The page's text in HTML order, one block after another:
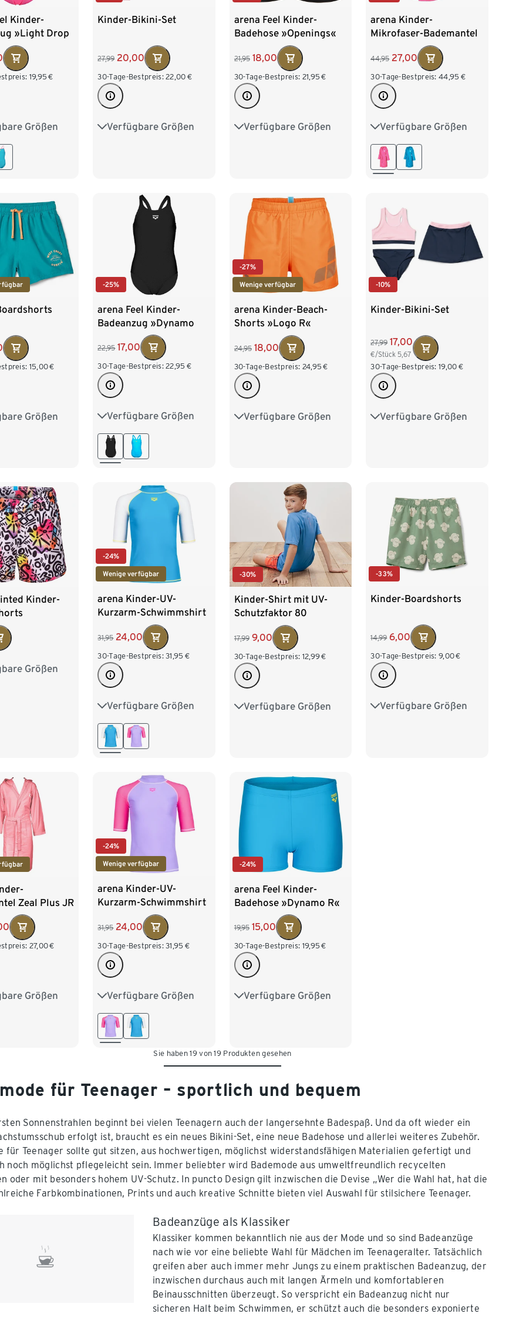
Kinder-
»Light Drop
rosa
19,95 €
Größen
140 152
Kinder-Bikini-Set
27,99 20,00
30-Tage-Bestpreis: 22,00 €
Verfügbare Größen
122/128 134/140
arena Feel Kinder-
Badehose »Openings«
21,95 18,00
30-Tage-Bestpreis: 21,95 €
Verfügbare Größen
116 128 140 152
arena Kinder-
Mikrofaser-Bademantel
44,95 27,00
30-Tage-Bestpreis: 44,95 €
Verfügbare Größen
116 128 140 152
164
15,00€
Größen
134/140
-25%
arena Feel Kinder-
Badeanzug »Dynamo
R«, schwarz
22,95 17,00
30-Tage-Bestpreis: 22,95 €
Verfügbare Größen
116 128 140 152
164
-27%
Wenige verfügbar
arena Kinder-Beach-
Shorts »Logo R«
24,95 18,00
30-Tage-Bestpreis: 24,95 €
Verfügbare Größen
116 128 140 152
-10%
Kinder-Bikini-Set
27,99 17,00
€/Stück 5,67
30-Tage-Bestpreis: 19,00 €
Verfügbare Größen
122/128 134/140
Kinder-
Größen
140 152
-24%
Wenige verfügbar
arena Kinder-UV-
Kurzarm-Schwimmshirt
»Rash Graphic«, blau
31,95 24,00
30-Tage-Bestpreis: 31,95 €
Verfügbare Größen
116 128 140 152
164
-30%
Kinder-Shirt mit UV-
Schutzfaktor 80
17,99 9,00
30-Tage-Bestpreis: 12,99€
Verfügbare Größen
122/128 134/140
-33%
Kinder-Boardshorts
14,99 6,00
30-Tage-Bestpreis: 9,00€
Verfügbare Größen
122/128 134/140
Zeal Plus JR
27,00€
Größen
140 152
-24%
Wenige verfügbar
arena Kinder-UV-
Kurzarm-Schwimmshirt
»Rash Graphic«, lila
31,95 24,00
30-Tage-Bestpreis: 31,95 €
Verfügbare Größen
116 128 140 152
164
-24%
arena Feel Kinder-
Badehose »Dynamo R«
19,95 15,00
30-Tage-Bestpreis: 19,95 €
Verfügbare Größen
116 128 140 152
Sie haben 19 von 19 Produkten gesehen
für Teenager – sportlich und bequem
Sonnenstrahlen beginnt bei vielen Teenagern auch der langersehnte Badespaß. Und da oft wieder ein
erfolgt ist, braucht es ein neues Bikini-Set, eine neue Badehose und allerlei weiteres Zubehör.
für Teenager sollte gut sitzen, aus hochwertigen, möglichst widerstandsfähigen Materialien gefertigt und
noch möglichst pflegeleicht sein. Immer beliebter wird Bademode aus umweltfreundlich recycelten
oder mit besonders hohem UV-Schutz. In puncto Design gilt inzwischen die Devise „Wer die Wahl hat, hat die
Farbkombinationen, Prints und auch kreative Schnitte bieten viel Auswahl für stilsichere Teenager.
Badeanzüge als Klassiker
Klassiker kommen bekanntlich nie aus der Mode und so sind Badeanzüge
nach wie vor eine beliebte Wahl für Mädchen im Teenageralter. Tatsächlich
greifen aber auch immer mehr Jungs zu einem praktischen Badeanzug, der
inzwischen durchaus auch mit langen Ärmeln und komfortableren
Beinausschnitten überzeugt. So verspricht ein Badeanzug nicht nur
sicheren Halt beim Schwimmen, er schützt auch die besonders exponierte